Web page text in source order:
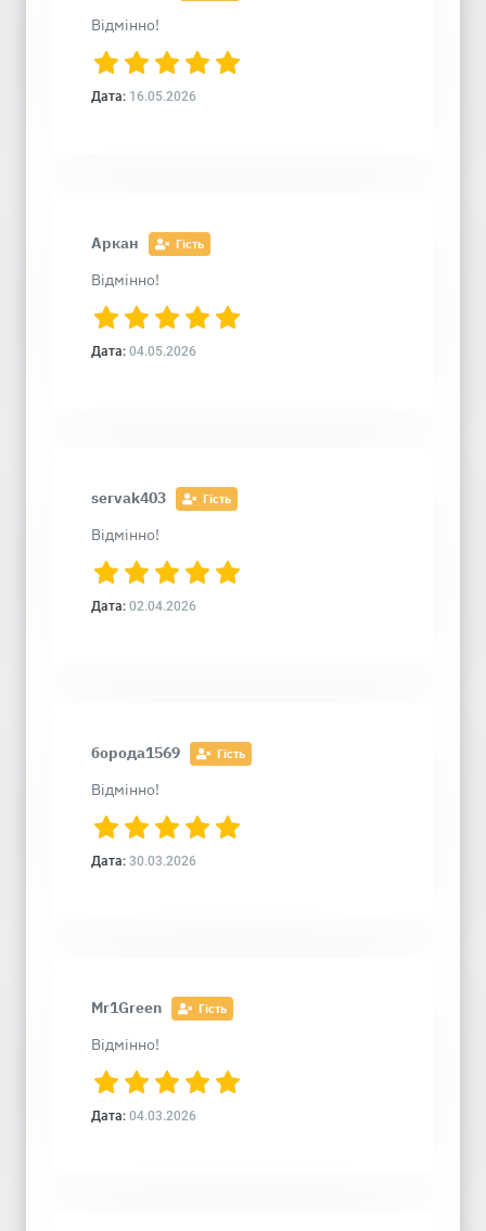
Відмінно!
Дата: 16.05.2026
Аркан Гість
Відмінно!
Дата: 04.05.2026
servak403 Гість
Відмінно!
Дата: 02.04.2026
борода1569 Гість
Відмінно!
Дата: 30.03.2026
Mr1Green Гість
Відмінно!
Дата: 04.03.2026